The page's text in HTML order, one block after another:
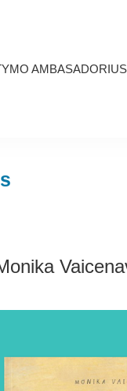
AMBASADORIUS